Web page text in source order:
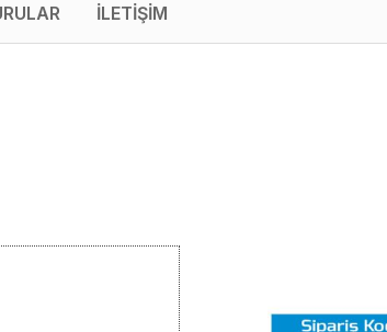
İLETİŞİM